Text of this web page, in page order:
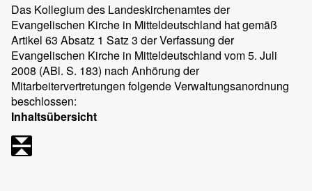
Das Kollegium des Landeskirchenamtes der
Evangelischen Kirche in Mitteldeutschland hat gemäß
Artikel 63 Absatz 1 Satz 3 der Verfassung der
Evangelischen Kirche in Mitteldeutschland vom 5. Juli
2008 (ABl. S. 183) nach Anhörung der
Mitarbeitervertretungen folgende Verwaltungsanordnung
beschlossen:
Inhaltsübersicht